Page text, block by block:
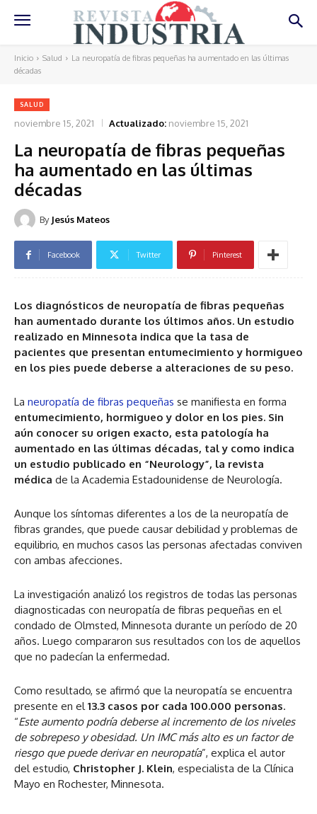
Inicio Salud
La neuropatía de fibras pequeñas ha aumentado en las últimas
décadas
SALUD
noviembre 15, 2021 Actualizado: noviembre 15, 2021
La neuropatía de fibras pequeñas
ha aumentado en las últimas
décadas
By Jesús Mateos
Facebook Twitter Pinterest
Los diagnósticos de neuropatía de fibras pequeñas
han aumentado durante los últimos años. Un estudio
realizado en Minnesota indica que la tasa de
pacientes que presentan entumecimiento y hormigueo
en los pies puede deberse a alteraciones de su peso.
La neuropatía de fibras pequeñas se manifiesta en forma
entumecimiento, hormigueo y dolor en los pies. Sin
aún conocer su origen exacto, esta patología ha
aumentado en las últimas décadas, tal y como indica
un estudio publicado en “Neurology”, la revista
médica de la Academia Estadounidense de Neurología.
Aunque los síntomas diferentes a los de la neuropatía de
fibras grandes, que puede causar debilidad y problemas de
equilibrio, en muchos casos las personas afectadas conviven
con ambas afecciones.
La investigación analizó los registros de todas las personas
diagnosticadas con neuropatía de fibras pequeñas en el
condado de Olmsted, Minnesota durante un período de 20
años. Luego compararon sus resultados con los de aquellos
que no padecían la enfermedad.
Como resultado, se afirmó que la neuropatía se encuentra
presente en el13.3 casos por cada 100.000 personas.
“Este aumento podría deberse al incremento de los niveles
de sobrepeso y obesidad. Un IMC más alto es un factor de
riesgo que puede derivar en neuropatía”, explica el autor
del estudio, Christopher J. Klein, especialista de la Clínica
Mayo en Rochester, Minnesota.